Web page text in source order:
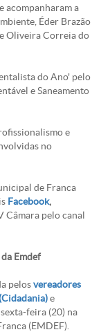
acompanharam a
Éder Brazão
Oliveira Correia do
do Ano' pelo
e Saneamento
e
no
de Franca
Facebook,
Câmara pelo canal
Emdef
pelosvereadores
e
feira (20) na
(EMDEF).